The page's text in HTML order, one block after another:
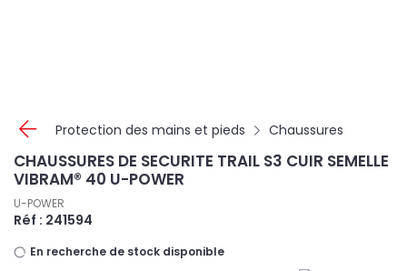
Protection des mains et pieds Chaussures
CHAUSSURES DE SECURITE TRAIL S3 CUIR SEMELLE
VIBRAM® 40 U-POWER
U-POWER
Réf : 241594
En recherche de stock disponible